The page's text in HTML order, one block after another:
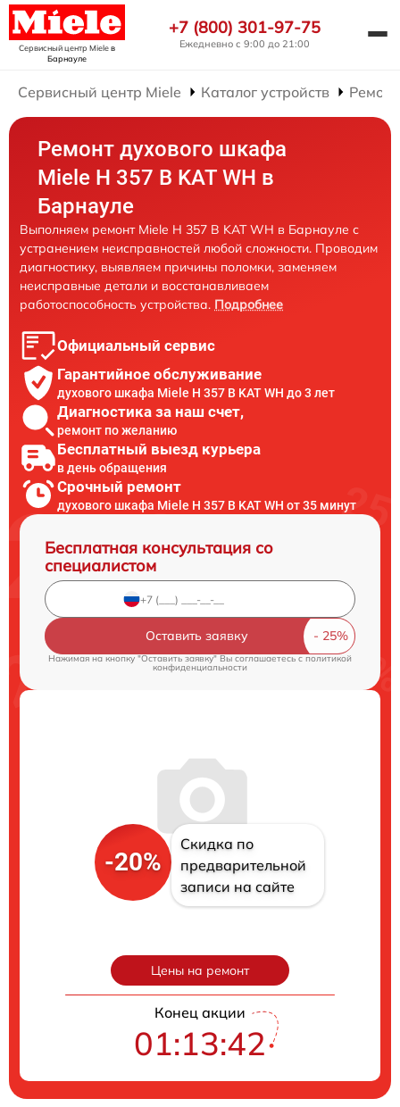
Сервисный центр Mieleв
Барнауле
+7 (800) 301-97-75
Ежедневно с 9:00 до 21:00
Сервисный центр Miele Каталог устройств
Ремонт духового шкафа
Miele H 357 B KAT WH в
Барнауле
Выполняем ремонт Miele H 357 B KAT WH в Барнауле с
устранением неисправностей любой сложности. Проводим
диагностику, выявляем причины поломки, заменяем
неисправные детали и восстанавливаем
работоспособность устройства. Подробнее
Официальный сервис
Гарантийное обслуживание
духового шкафа Miele H 357 B KAT WH до 3 лет
Диагностика за наш счет,
ремонт по желанию
Бесплатный выезд курьера
в день обращения
Срочный ремонт
духового шкафа Miele H 357 B KAT WH от 35 минут
Бесплатная консультация со
специалистом
Оставить заявку
Нажимая на кнопку "Оставить заявку" Вы соглашаетесь cполитикой
конфиденциальности
-20%
Скидка по
предварительной
записи на сайте
Цены на ремонт
Конец акции
01:13:42